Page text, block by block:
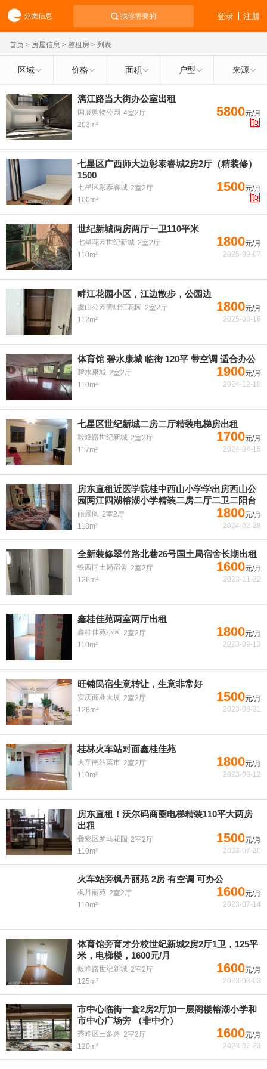
分类信息 找你需要的 注册
登录
首页 > 房屋信息 > 整租房 > 列表
区域 价格 面积 户型 来源
漓江路当大街办公室出租
国展购物公园 4室2厅
203m²
5800元/月
七星区广西师大边彰泰睿城2房2厅（精装修）
1500
七星区彰泰睿城 2室2厅
100m²
1500元/月
世纪新城两房两厅一卫110平米
七星花园世纪新城 2室2厅
110m²
1800元/月
2025-09-07
畔江花园小区，江边散步，公园边
虞山公园旁畔江花园 2室2厅
112m²
1800元/月
2025-08-16
体育馆 碧水康城 临街 120平 带空调 适合办公
碧水康城 2室2厅
110m²
1900元/月
2024-12-18
七星区世纪新城二房二厅精装电梯房出租
毅峰路世纪新城 2室2厅
117m²
1700元/月
2024-04-15
房东直租近医学院桂中西山小学学出房西山公
园两江四湖榕湖小学精装二房二厅二卫二阳台
丽景阁 2室2厅
118m²
1800元/月
2024-02-28
全新装修翠竹路北巷26号国土局宿舍长期出租
铁西国土局宿舍 2室2厅
126m²
1600元/月
2023-11-22
鑫桂佳苑两室两厅出租
鑫桂佳苑小区 2室2厅
110m²
1800元/月
2023-09-13
旺铺民宿生意转让，生意非常好
安庆商业大厦 2室2厅
128m²
1500元/月
2023-08-31
桂林火车站对面鑫桂佳苑
火车南站菜市 2室2厅
110m²
1800元/月
2023-08-12
房东直租！沃尔码商圈电梯精装110平大两房
出租
叠彩区罗马花园 2室2厅
110m²
1500元/月
2023-07-20
火车站旁枫丹丽苑 2房 有空调 可办公
枫丹丽苑 2室2厅
110m²
1600元/月
2023-07-14
体育馆旁育才分校世纪新城2房2厅1卫，125平
米，电梯楼，1600元/月
毅峰路世纪新城 2室2厅
125m²
1600元/月
2023-03-03
市中心临街一套2房2厅加一层阁楼榕湖小学和
市中心广场旁 （非中介）
秀峰区三多路 2室2厅
120m²
1600元/月
2023-02-23